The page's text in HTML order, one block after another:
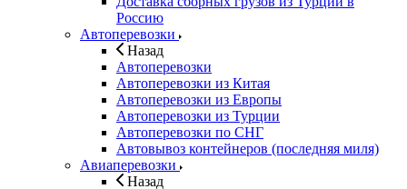
Россию
Автоперевозки
Назад
Автоперевозки
Автоперевозки из Китая
Автоперевозки из Европы
Автоперевозки из Турции
Автоперевозки по СНГ
Автовывоз контейнеров (последняя миля)
Авиаперевозки
Назад